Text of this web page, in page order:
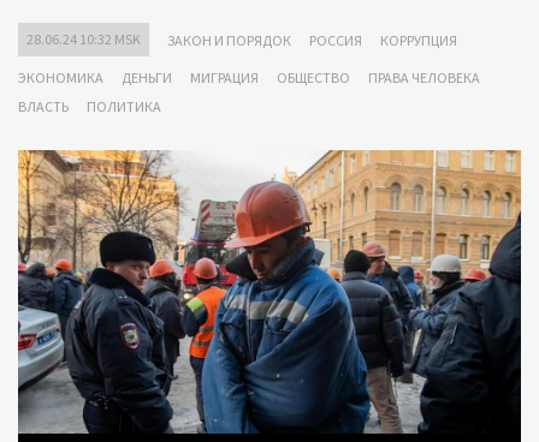
28.06.24 10:32 MSK ЗАКОН И ПОРЯДОК РОССИЯ КОРРУПЦИЯ
ЭКОНОМИКА ДЕНЬГИ МИГРАЦИЯ ОБЩЕСТВО
ПРАВА ЧЕЛОВЕКА
ВЛАСТЬ
ПОЛИТИКА